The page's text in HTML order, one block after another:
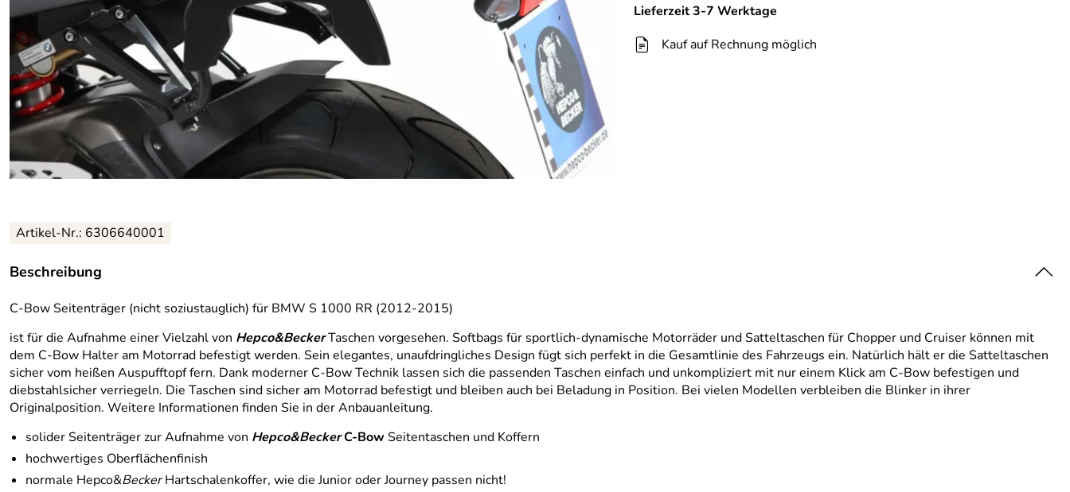
Lieferzeit 3-7 Werktage
Kauf auf Rechnung möglich
Artikel-Nr.: 6306640001
Beschreibung
C-Bow Seitenträger (nicht soziustauglich) für BMW S 1000 RR (2012-2015)
ist für die Aufnahme einer Vielzahl von Hepco&BeckerTaschen vorgesehen. Softbags für sportlich-dynamische Motorräder und Satteltaschen für Chopper und Cruiser können mit
dem C-Bow Halter am Motorrad befestigt werden. Sein elegantes, unaufdringliches Design fügt sich perfekt in die Gesamtlinie des Fahrzeugs ein. Natürlich hält er die Satteltaschen
sicher vom heißen Auspufftopf fern. Dank moderner C-Bow Technik lassen sich die passenden Taschen einfach und unkompliziert mit nur einem Klick am C-Bow befestigen und
diebstahlsicher verriegeln. Die Taschen sind sicher am Motorrad befestigt und bleiben auch bei Beladung in Position. Bei vielen Modellen verbleiben die Blinker in ihrer
Originalposition. Weitere Informationen finden Sie in der Anbauanleitung.
solider Seitenträger zur Aufnahme von Hepco&BeckerC-Bow Seitentaschen und Koffern
hochwertiges Oberflächenfinish
normale Hepco&BeckerHartschalenkoffer, wie die Junior oder Journey passen nicht!